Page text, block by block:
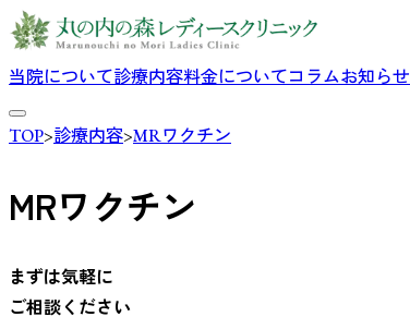
当院について診療内容料金についてコラムお知らせ
TOP>診療内容>MRワクチン
MRワクチン
まずは気軽に
ご相談ください